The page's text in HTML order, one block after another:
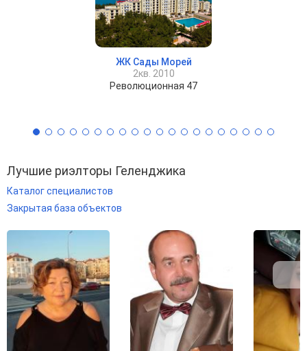
ЖК Сады Морей
2кв. 2010
Революционная 47
Лучшие риэлторы Геленджика
Каталог специалистов
Закрытая база объектов